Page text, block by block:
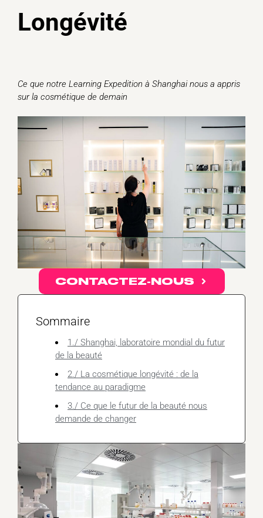
Longévité
Ce que notre Learning Expedition à Shanghai nous a appris
sur la cosmétique de demain
CONTACTEZ-NOUS
Sommaire
1./ Shanghai, laboratoire mondial du futur
de la beauté
2./ La cosmétique longévité : de la
tendance au paradigme
3./ Ce que le futur de la beauté nous
demande de changer